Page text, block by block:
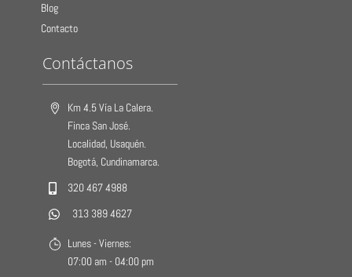
Blog
Contacto
Contáctanos
Km 4.5 Vía La Calera.
Finca San José.
Localidad, Usaquén.
Bogotá, Cundinamarca.
320 467 4988
313 389 4627
Lunes - Viernes:
07:00 am - 04:00 pm